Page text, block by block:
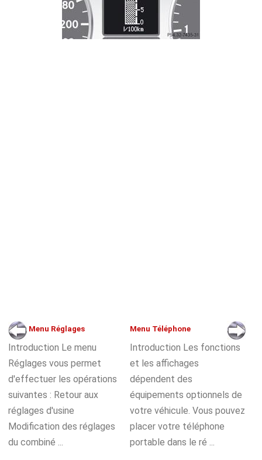
Menu Réglages
Introduction Le menu
Réglages vous permet
d'effectuer les opérations
suivantes : Retour aux
réglages d'usine
Modification des réglages
du combiné ...
Menu Téléphone
Introduction Les fonctions
et les affichages
dépendent des
équipements optionnels de
votre véhicule. Vous pouvez
placer votre téléphone
portable dans le ré ...